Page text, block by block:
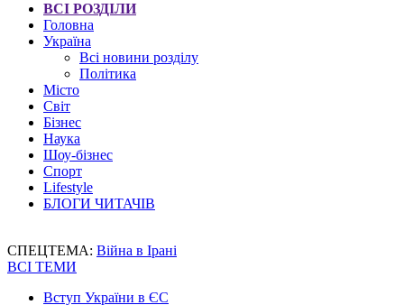
ВСІ РОЗДІЛИ
Головна
Україна
Всі новини розділу
Політика
Місто
Світ
Бізнес
Наука
Шоу-бізнес
Спорт
Lifestyle
БЛОГИ ЧИТАЧІВ
СПЕЦТЕМА: Війна в Ірані
ВСІ ТЕМИ
Вступ України в ЄС